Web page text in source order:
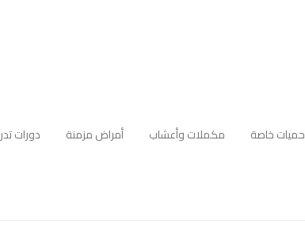
حميات خاصة مكملات وأعشاب أمراض مزمنة
دورات